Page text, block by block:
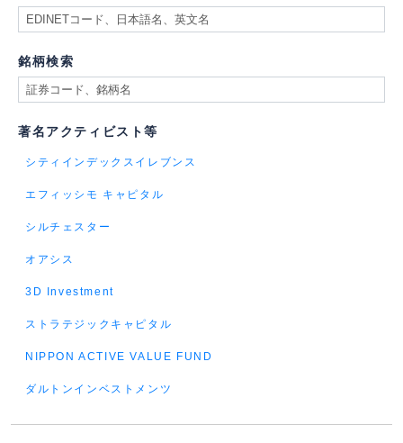
銘柄検索
著名アクティビスト等
シティインデックスイレブンス
エフィッシモ キャピタル
シルチェスター
オアシス
3D Investment
ストラテジックキャピタル
NIPPON ACTIVE VALUE FUND
ダルトンインベストメンツ